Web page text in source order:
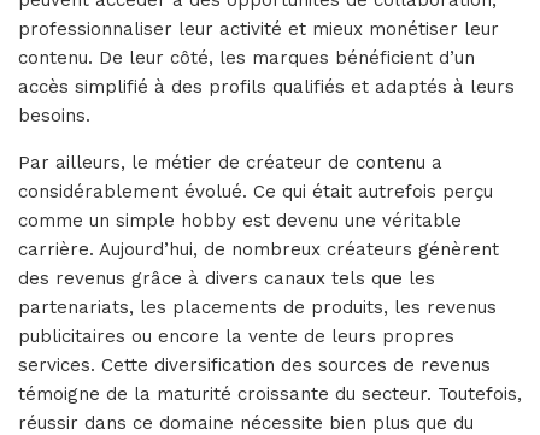
professionnaliser leur activité et mieux monétiser leur
contenu. De leur côté, les marques bénéficient d’un
accès simplifié à des profils qualifiés et adaptés à leurs
besoins.
Par ailleurs, le métier de créateur de contenu a
considérablement évolué. Ce qui était autrefois perçu
comme un simple hobby est devenu une véritable
carrière. Aujourd’hui, de nombreux créateurs génèrent
des revenus grâce à divers canaux tels que les
partenariats, les placements de produits, les revenus
publicitaires ou encore la vente de leurs propres
services. Cette diversification des sources de revenus
témoigne de la maturité croissante du secteur. Toutefois,
réussir dans ce domaine nécessite bien plus que du